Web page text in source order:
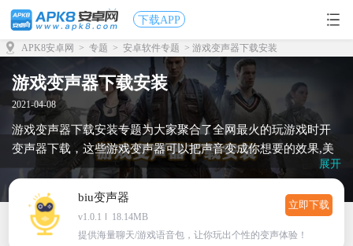
下载APP
APK8安卓网 > 专题 > 安卓软件专题 > 游戏变声器下载安装
游戏变声器下载安装
2021-04-08
游戏变声器下载安装专题为大家聚合了全网最火的玩游戏时开
变声器下载，这些游戏变声器可以把声音变成你想要的效果,美
女、成熟、老人等统统都能满足!，想了解更多有关免费游戏变
声器内容，就到apk8安卓网！
展开
biu变声器
v1.0.1
18.14MB
提供海量聊天/游戏语音包，让你玩出个性的变声体验！
立即下载